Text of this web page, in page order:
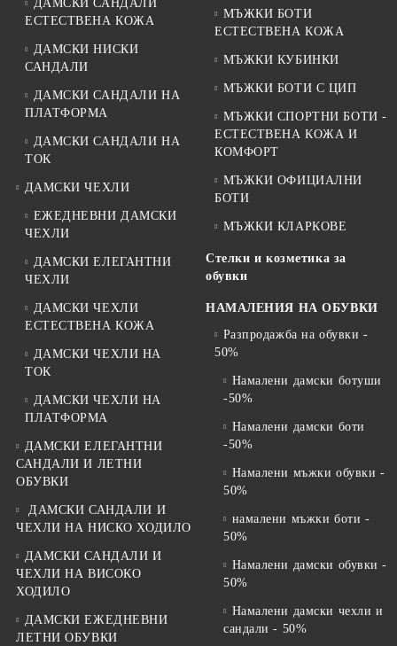
ДАМСКИ САНДАЛИ
ЕСТЕСТВЕНА КОЖА
ДАМСКИ НИСКИ
САНДАЛИ
ДАМСКИ САНДАЛИ НА
ПЛАТФОРМА
ДАМСКИ САНДАЛИ НА
ТОК
ДАМСКИ ЧЕХЛИ
ЕЖЕДНЕВНИ ДАМСКИ
ЧЕХЛИ
ДАМСКИ ЕЛЕГАНТНИ
ЧЕХЛИ
ДАМСКИ ЧЕХЛИ
ЕСТЕСТВЕНА КОЖА
ДАМСКИ ЧЕХЛИ НА
ТОК
ДАМСКИ ЧЕХЛИ НА
ПЛАТФОРМА
ДАМСКИ ЕЛЕГАНТНИ
САНДАЛИ И ЛЕТНИ
ОБУВКИ
ДАМСКИ САНДАЛИ И
ЧЕХЛИ НА НИСКО ХОДИЛО
ДАМСКИ САНДАЛИ И
ЧЕХЛИ НА ВИСОКО
ХОДИЛО
ДАМСКИ ЕЖЕДНЕВНИ
ЛЕТНИ ОБУВКИ
МЪЖКИ БОТИ
ЕСТЕСТВЕНА КОЖА
МЪЖКИ КУБИНКИ
МЪЖКИ БОТИ С ЦИП
МЪЖКИ СПОРТНИ БОТИ -
ЕСТЕСТВЕНА КОЖА И
КОМФОРТ
МЪЖКИ ОФИЦИАЛНИ
БОТИ
МЪЖКИ КЛАРКОВЕ
Стелки и козметика за
обувки
НАМАЛЕНИЯ НА ОБУВКИ
Разпродажба на обувки -
50%
Намалени дамски ботуши
-50%
Намалени дамски боти
-50%
Намалени мъжки обувки -
50%
намалени мъжки боти -
50%
Намалени дамски обувки -
50%
Намалени дамски чехли и
сандали - 50%